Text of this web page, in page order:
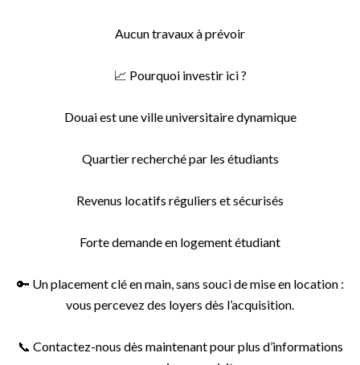
Aucun travaux à prévoir
📈 Pourquoi investir ici ?
Douai est une ville universitaire dynamique
Quartier recherché par les étudiants
Revenus locatifs réguliers et sécurisés
Forte demande en logement étudiant
🔑 Un placement clé en main, sans souci de mise en location :
vous percevez des loyers dès l’acquisition.
📞 Contactez-nous dès maintenant pour plus d’informations